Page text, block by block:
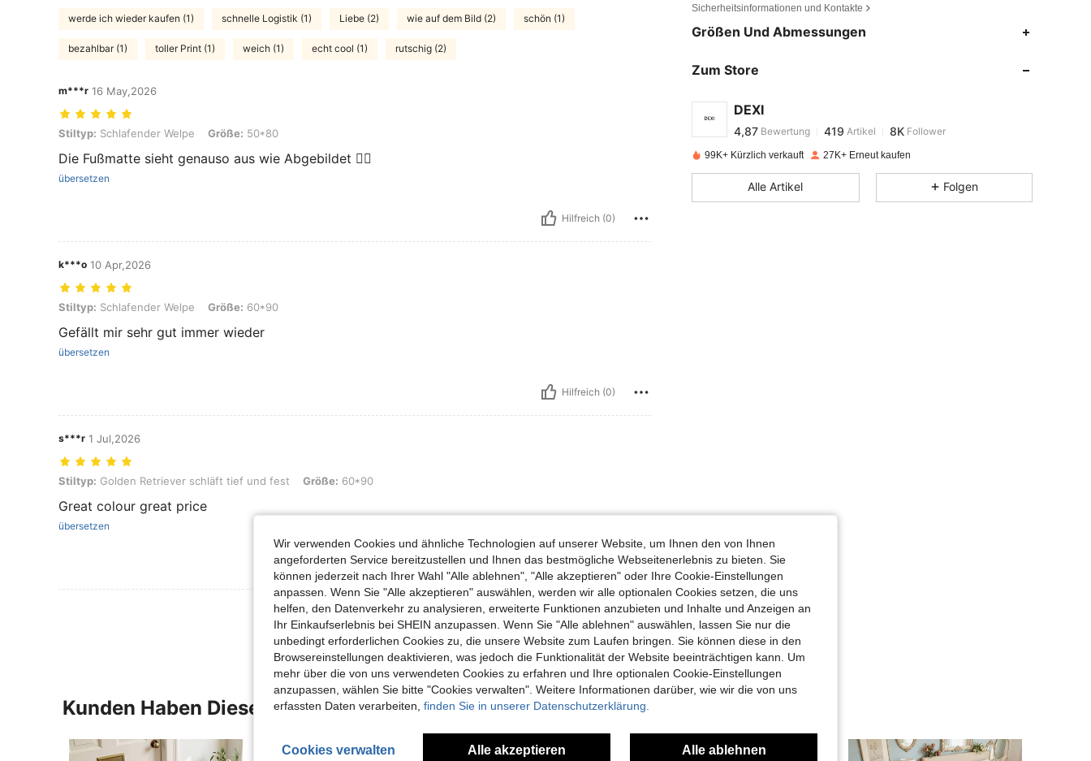
werde ich wieder kaufen (1) schnelle Logistik (1) Liebe (2) wie auf dem Bild (2) schön (1)
bezahlbar (1) toller Print (1) weich (1) echt cool (1) rutschig (2)
m***r 16 May,2026
Stiltyp: Schlafender Welpe, Größe: 50*80
Stiltyp: Schlafender Welpe Größe: 50*80
Die Fußmatte sieht genauso aus wie Abgebildet 👍🏻
übersetzen
Hilfreich (0)
k***o 10 Apr,2026
Stiltyp: Schlafender Welpe, Größe: 60*90
Stiltyp: Schlafender Welpe Größe: 60*90
Gefällt mir sehr gut immer wieder
übersetzen
Hilfreich (0)
s***r 1 Jul,2026
Stiltyp: Golden Retriever schläft tief und fest, Größe: 60*90
Stiltyp: Golden Retriever schläft tief und fest Größe: 60*90
Great colour great price
übersetzen
Hilfreich (0)
Mehr Bewertungen Ansehen
Sicherheitsinformationen und Kontakte
Größen Und Abmessungen
Zum Store
DEXI
4,87
c***rbezahltVor 1 Tag
99K+ Kürzlich verkauft 27K+ Erneut kaufen
Alle Artikel Folgen
Kunden Haben Diese Artikel Auch Angeschaut
Wir verwenden Cookies und ähnliche Technologien auf unserer Website, um Ihnen den von Ihnen
angeforderten Service bereitzustellen und Ihnen das bestmögliche Webseitenerlebnis zu bieten. Sie
können jederzeit nach Ihrer Wahl "Alle ablehnen", "Alle akzeptieren" oder Ihre Cookie-Einstellungen
anpassen. Wenn Sie "Alle akzeptieren" auswählen, werden wir alle optionalen Cookies setzen, die uns
helfen, den Datenverkehr zu analysieren, erweiterte Funktionen anzubieten und Inhalte und Anzeigen an
Ihr Einkaufserlebnis bei SHEIN anzupassen. Wenn Sie "Alle ablehnen" auswählen, lassen Sie nur die
unbedingt erforderlichen Cookies zu, die unsere Website zum Laufen bringen. Sie können diese in den
Browsereinstellungen deaktivieren, was jedoch die Funktionalität der Website beeinträchtigen kann. Um
mehr über die von uns verwendeten Cookies zu erfahren und Ihre optionalen Cookie-Einstellungen
anzupassen, wählen Sie bitte "Cookies verwalten". Weitere Informationen darüber, wie wir die von uns
erfassten Daten verarbeiten, finden Sie in unserer Datenschutzerklärung.
Cookies verwalten Alle akzeptieren Alle ablehnen